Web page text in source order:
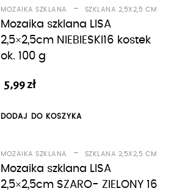
MOZAIKA SZKLANA - SZKLANA 2,5X2,5 CM
Mozaika szklana LISA
2,5×2,5cm NIEBIESKI16 kostek
ok. 100 g
5,99zł
DODAJ DO KOSZYKA
MOZAIKA SZKLANA - SZKLANA 2,5X2,5 CM
Mozaika szklana LISA
2,5×2,5cm SZARO- ZIELONY 16